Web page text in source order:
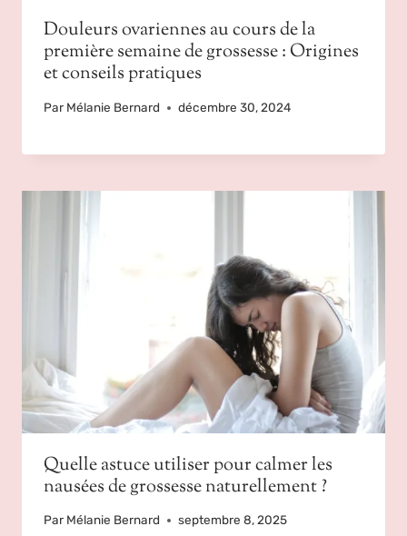
Douleurs ovariennes au cours de la
première semaine de grossesse : Origines
et conseils pratiques
Par Mélanie Bernard décembre 30, 2024
Quelle astuce utiliser pour calmer les
nausées de grossesse naturellement ?
Par Mélanie Bernard septembre 8, 2025